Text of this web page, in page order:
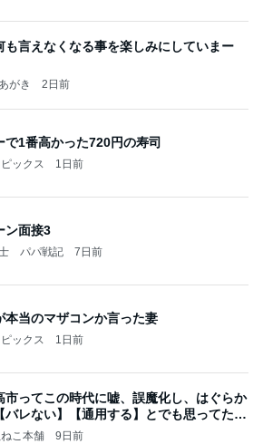
も言えなくなる事を楽しみにしていまー
がき 2日前
で1番高かった720円の寿司
ックス 1日前
ン面接3
パパ戦記 7日前
本当のマザコンか言った妻
ックス 1日前
市ってこの時代に嘘、誤魔化し、はぐらか
バレない】【通用する】とでも思ってたん
こ本舗 9日前